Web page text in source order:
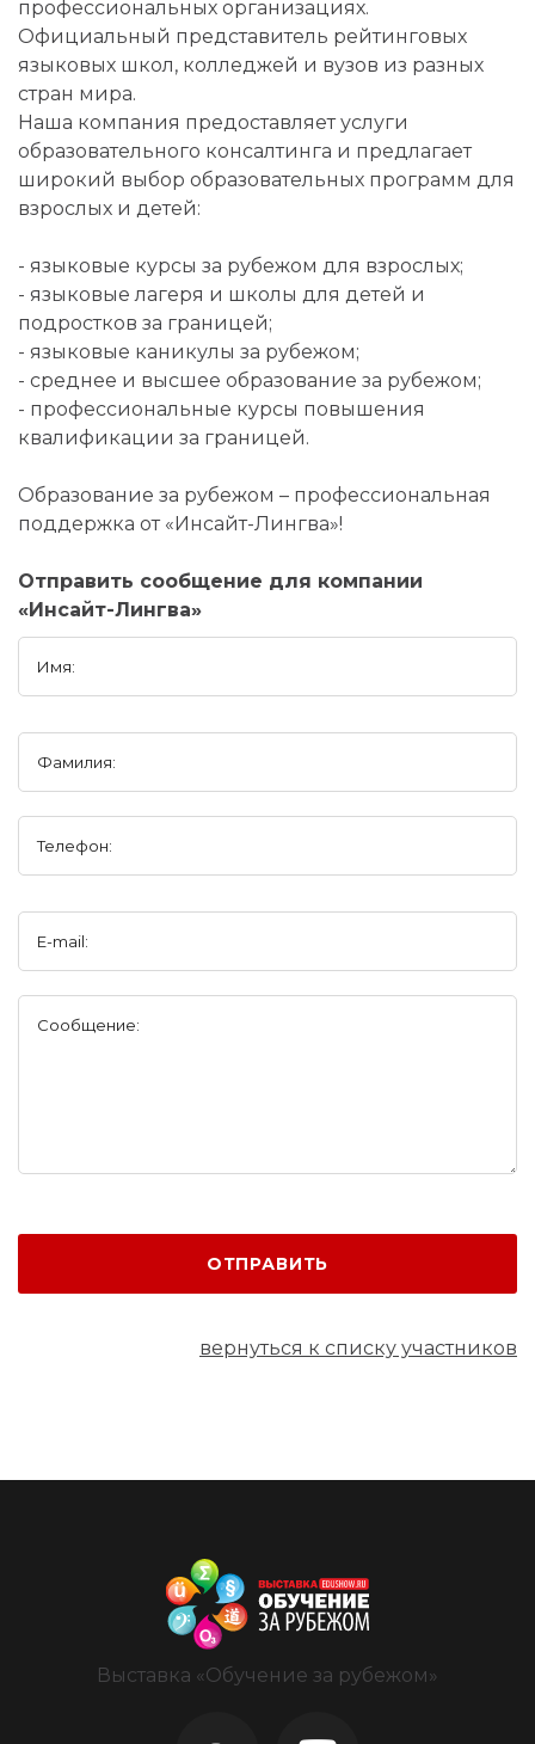
профессиональных организациях.
Официальный представитель рейтинговых
языковых школ, колледжей и вузов из разных
стран мира.
Наша компания предоставляет услуги
образовательного консалтинга и предлагает
широкий выбор образовательных программ для
взрослых и детей:
- языковые курсы за рубежом для взрослых;
- языковые лагеря и школы для детей и
подростков за границей;
- языковые каникулы за рубежом;
- среднее и высшее образование за рубежом;
- профессиональные курсы повышения
квалификации за границей.
Образование за рубежом – профессиональная
поддержка от «Инсайт-Лингва»!
Отправить сообщение для компании
«Инсайт-Лингва»
Имя:
Фамилия:
Телефон:
E-mail:
Сообщение:
ОТПРАВИТЬ
вернуться к списку участников
Выставка «Обучение за рубежом»